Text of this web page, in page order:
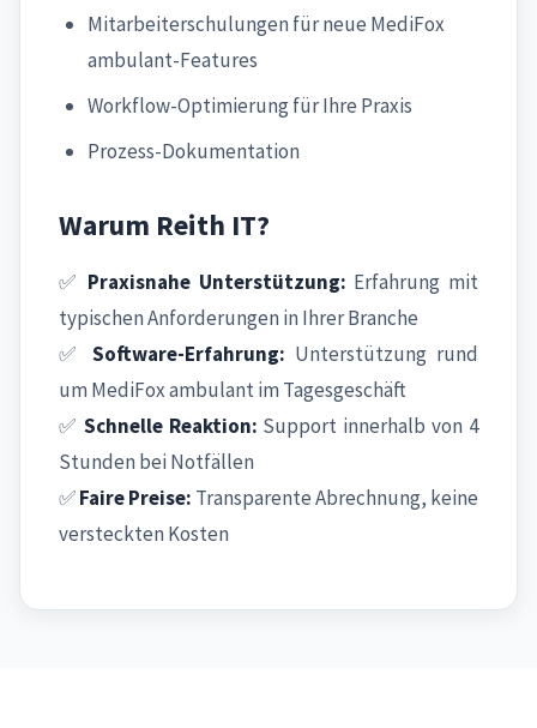
Mitarbeiterschulungen für neue MediFox
ambulant-Features
Workflow-Optimierung für Ihre Praxis
Prozess-Dokumentation
Warum Reith IT?
✅ Praxisnahe Unterstützung: Erfahrung mit
typischen Anforderungen in Ihrer Branche
✅ Software-Erfahrung: Unterstützung rund
um MediFox ambulant im Tagesgeschäft
✅ Schnelle Reaktion: Support innerhalb von 4
Stunden bei Notfällen
✅Faire Preise: Transparente Abrechnung, keine
versteckten Kosten